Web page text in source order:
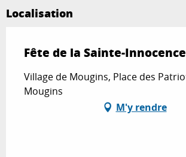
Localisation
Fête de la Sainte-Innocence
Village de Mougins, Place des
Mougins
M'y rendre